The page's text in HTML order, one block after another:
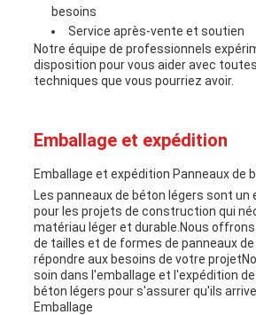
besoins
Service après-vente et soutien
Notre équipe de professionnels
disposition pour vous aider avec
techniques que vous pourriez avoir.
Emballage et expédition
Emballage et expédition Panneaux de
Les panneaux de béton légers sont un
pour les projets de construction qui
matériau léger et durable.Nous
de tailles et de formes de panneaux
répondre aux besoins de votre
soin dans l'emballage et l'expédition
béton légers pour s'assurer qu'ils
Emballage